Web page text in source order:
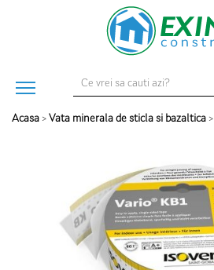
Acasa > Vata minerala de sticla si bazaltica >